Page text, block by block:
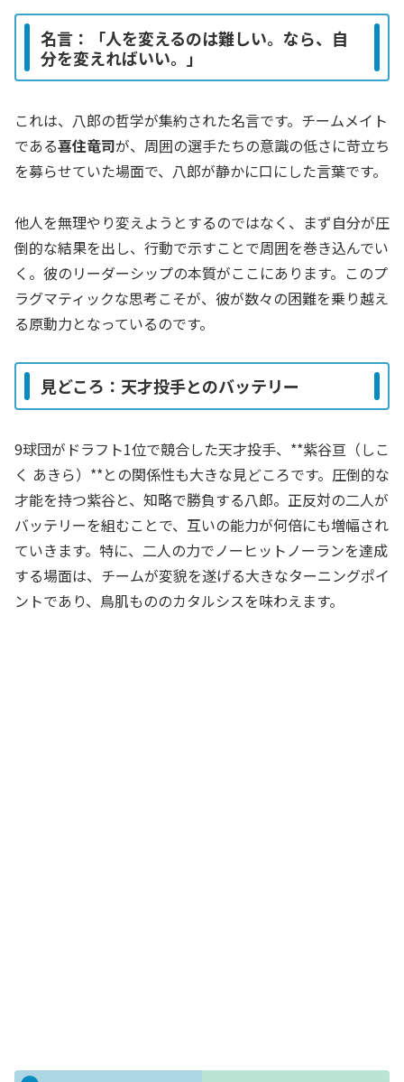
名言：「人を変えるのは難しい。なら、自
分を変えればいい。」
これは、八郎の哲学が集約された名言です。チームメイト
である喜住竜司が、周囲の選手たちの意識の低さに苛立ち
を募らせていた場面で、八郎が静かに口にした言葉です。
他人を無理やり変えようとするのではなく、まず自分が圧
倒的な結果を出し、行動で示すことで周囲を巻き込んでい
く。彼のリーダーシップの本質がここにあります。このプ
ラグマティックな思考こそが、彼が数々の困難を乗り越え
る原動力となっているのです。
見どころ：天才投手とのバッテリー
9球団がドラフト1位で競合した天才投手、**紫谷亘（しこ
く あきら）**との関係性も大きな見どころです。圧倒的な
才能を持つ紫谷と、知略で勝負する八郎。正反対の二人が
バッテリーを組むことで、互いの能力が何倍にも増幅され
ていきます。特に、二人の力でノーヒットノーランを達成
する場面は、チームが変貌を遂げる大きなターニングポイ
ントであり、鳥肌もののカタルシスを味わえます。